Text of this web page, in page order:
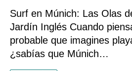
Surf en Múnich: Las Olas
Jardín Inglés Cuando
probable que imagines
¿sabías que Múnich…